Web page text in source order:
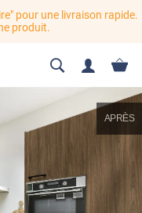
pour une livraison rapide.
produit.
APRÈS